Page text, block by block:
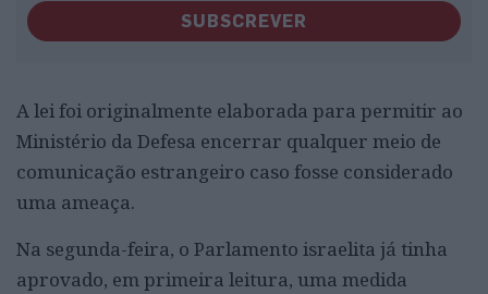
SUBSCREVER
A lei foi originalmente elaborada para permitir ao
Ministério da Defesa encerrar qualquer meio de
comunicação estrangeiro caso fosse considerado
uma ameaça.
Na segunda-feira, o Parlamento israelita já tinha
aprovado, em primeira leitura, uma medida